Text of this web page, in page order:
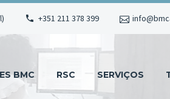
+351 211 378 399
BMC RSC SERVIÇOS